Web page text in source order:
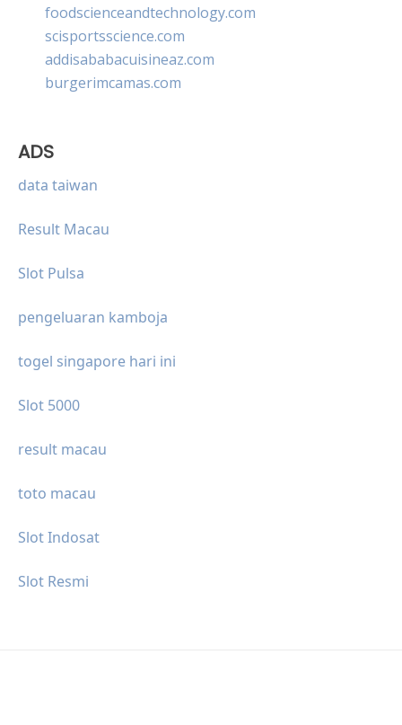
foodscienceandtechnology.com
scisportsscience.com
addisababacuisineaz.com
burgerimcamas.com
ADS
data taiwan
Result Macau
Slot Pulsa
pengeluaran kamboja
togel singapore hari ini
Slot 5000
result macau
toto macau
Slot Indosat
Slot Resmi